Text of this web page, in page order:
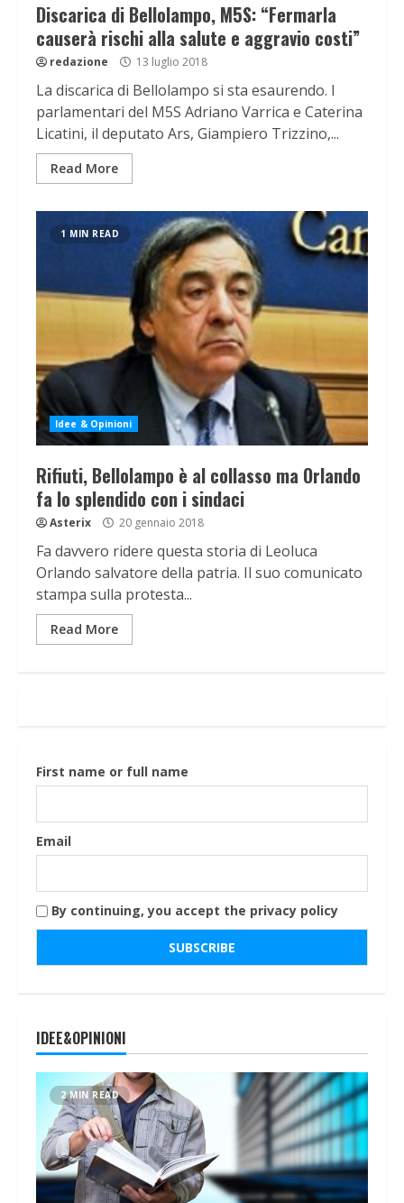
Discarica di Bellolampo, M5S: “Fermarla
causerà rischi alla salute e aggravio costi”
redazione 13 luglio 2018
La discarica di Bellolampo si sta esaurendo. I
parlamentari del M5S Adriano Varrica e Caterina
Licatini, il deputato Ars, Giampiero Trizzino,...
Read More
1 MIN READ
Idee & Opinioni
Rifiuti, Bellolampo è al collasso ma Orlando
fa lo splendido con i sindaci
Asterix 20 gennaio 2018
Fa davvero ridere questa storia di Leoluca
Orlando salvatore della patria. Il suo comunicato
stampa sulla protesta...
Read More
First name or full name
Email
By continuing, you accept the privacy policy
IDEE&OPINIONI
2 MIN READ